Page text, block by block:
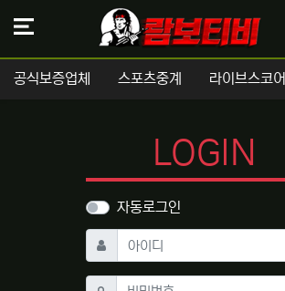
공식보증업체 스포츠중계 라이브스코어
LOGIN
자동로그인
아이디 필수
비밀번호필수